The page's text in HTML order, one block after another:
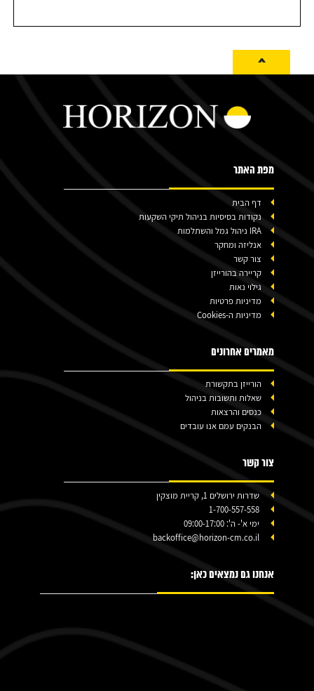
^
מפת האתר
דף הבית
נקודות בסיסיות בניהול תיקי השקעות
IRA ניהול גמל והשתלמות
אנליזה ומחקר
צור קשר
קריירה בהורייזן
גילוי נאות
מדיניות פרטיות
מדיניות ה-Cookies
מאמרים אחרונים
הורייזן בתקשורת
שאלות ותשובות בניהול
כנסים והרצאות
הבנקים עמם אנו עובדים
צור קשר
שדרות ירושלים 1, קריית מוצקין
1-700-557-558
ימי א'- ה': 09:00-17:00
backoffice@horizon-cm.co.il
אנחנו גם נמצאים כאן: